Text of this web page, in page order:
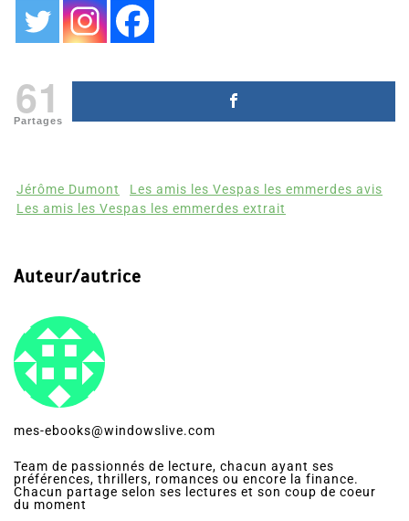
61
Partages
Les amis les Vespas les emmerdes extrait
Auteur/autrice
préférences, thrillers, romances ou encore la finance.
Chacun partage selon ses lectures et son coup de coeur
du moment